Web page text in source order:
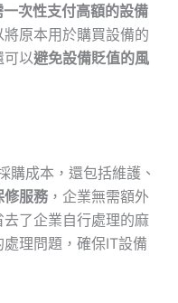
一次性支付高額的設備
原本用於購買設備的
可以避免設備貶值的風
購成本，還包括維護、
修服務 ，企業無需額外
去了企業自行處理的麻
理問題，確保IT設備